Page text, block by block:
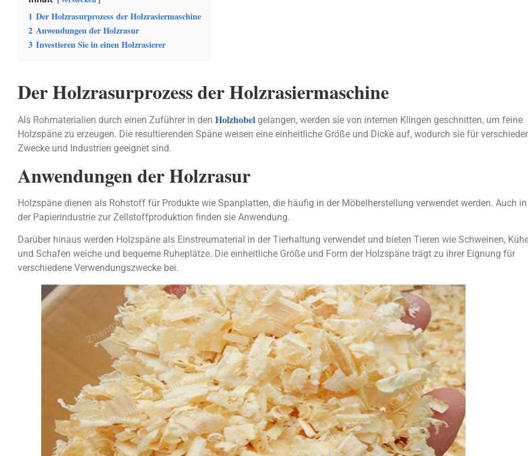
1 Der Holzrasurprozess der Holzrasiermaschine
2 Anwendungen der Holzrasur
3 Investieren Sie in einen Holzrasierer
Der Holzrasurprozess der Holzrasiermaschine
Als Rohmaterialien durch einen Zuführer in den Holzhobel gelangen, werden sie von internen Klingen geschnitten, um feine
Holzspäne zu erzeugen. Die resultierenden Späne weisen eine einheitliche Größe und Dicke auf, wodurch sie für
Zwecke und Industrien geeignet sind.
Anwendungen der Holzrasur
Holzspäne dienen als Rohstoff für Produkte wie Spanplatten, die häufig in der Möbelherstellung verwendet werden. Auch in
der Papierindustrie zur Zellstoffproduktion finden sie Anwendung.
Darüber hinaus werden Holzspäne als Einstreumaterial in der Tierhaltung verwendet und bieten Tieren wie Schweinen,
und Schafen weiche und bequeme Ruheplätze. Die einheitliche Größe und Form der Holzspäne trägt zu ihrer Eignung für
verschiedene Verwendungszwecke bei.